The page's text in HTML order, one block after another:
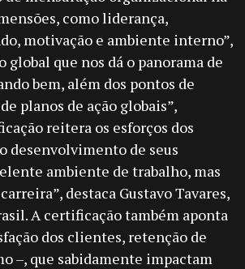
como liderança,
motivação e ambiente interno”,
global que nos dá o panorama de
bem, além dos pontos de
planos de ação globais”,
reitera os esforços dos
desenvolvimento de seus
ambiente de trabalho, mas
destaca Gustavo Tavares,
A certificação também aponta
dos clientes, retenção de
–, que sabidamente impactam